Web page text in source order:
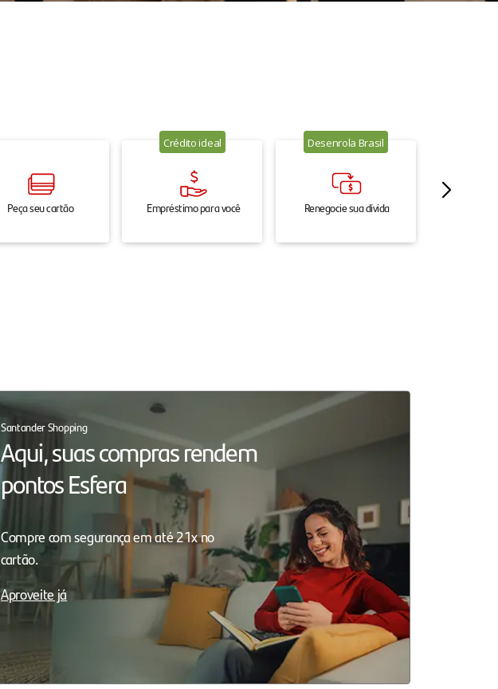
Peça seu cartão
Crédito ideal
Empréstimo para você
Desenrola Brasil
Renegocie sua dívida
Santander Shopping
Aqui, suas compras rendem
pontos Esfera
Compre com segurança em até 21x no
cartão.
Aproveite já